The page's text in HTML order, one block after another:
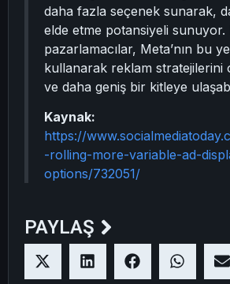
daha fazla seçenek sunarak,
elde etme potansiyeli sunuyor.
pazarlamacılar, Meta’nın bu
kullanarak reklam stratejilerini
ve daha geniş bir kitleye
Kaynak:
https://
-rolling-more-variable-ad-
options/732051/
PAYLAŞ